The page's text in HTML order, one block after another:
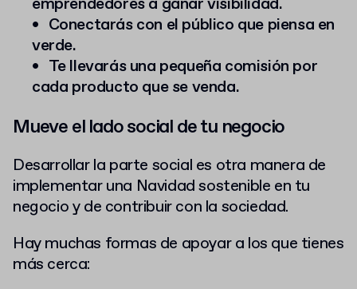
Conectarás con el público que piensa en
verde.
Te llevarás una pequeña comisión por
cada producto que se venda.
Mueve el lado social de tu negocio
Desarrollar la parte social es otra manera de
implementar una Navidad sostenible en tu
negocio y de contribuir con la sociedad.
Hay muchas formas de apoyar a los que tienes
más cerca: